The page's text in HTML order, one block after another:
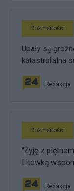
Rozmaitości
Upały są
katastrofalna
Redakcja
Rozmaitości
"Żyję z
Litewką
Redakcja